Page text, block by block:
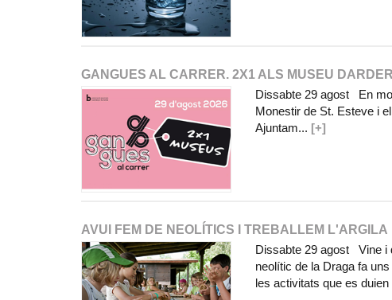
GANGUES AL CARRER. 2X1 ALS MUSEU DARDER
Dissabte 29 agost En
Monestir de St. Esteve i
Ajuntam... [+]
AVUI FEM DE NEOLÍTICS I TREBALLEM L'ARGILA
Dissabte 29 agost Vine i
neolític de la Draga fa
les activitats que es duien